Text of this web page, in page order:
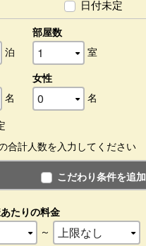
日付未定
泊
部屋数
室
名
女性
名
合計人数を入力してください
こだわり条件を追加
たりの料金
～